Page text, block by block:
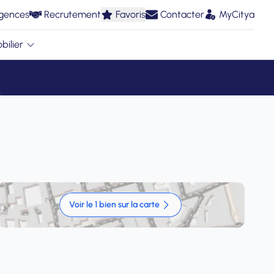
Recrutement Favoris Contacter MyCitya
Voir le 1 bien sur la carte